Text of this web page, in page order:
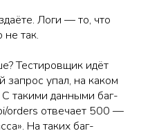
Логи — то, что
не так.
Тестировщик идёт
запрос упал, на каком
такими данными баг-
orders отвечает 500 —
На таких баг-